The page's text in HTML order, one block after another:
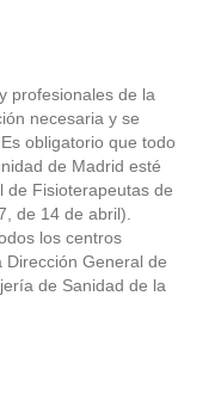
profesionales de la
necesaria y se
obligatorio que todo
de Madrid esté
de Fisioterapeutas de
de 14 de abril).
los centros
General de
de Sanidad de la